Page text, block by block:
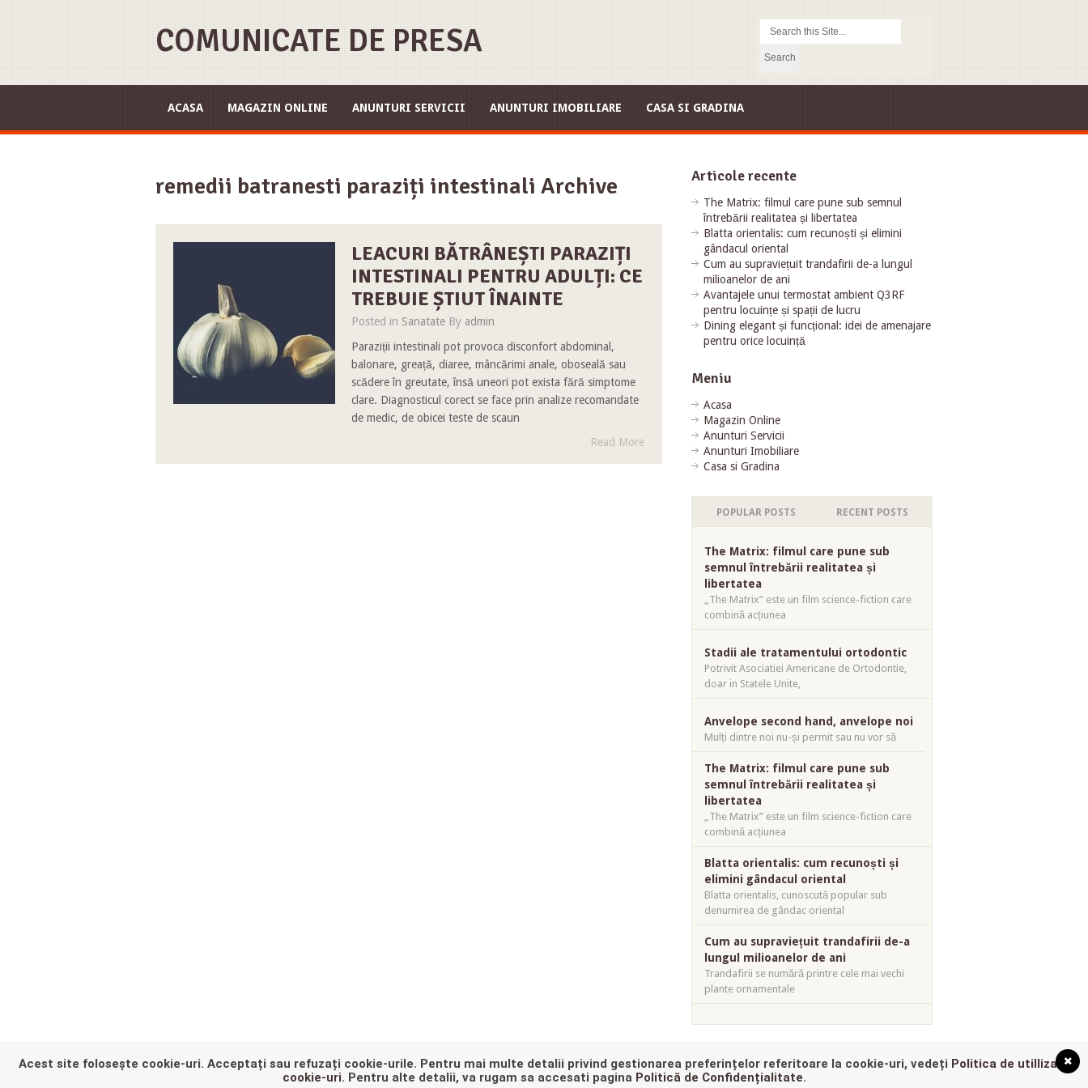
COMUNICATE DE PRESA
ACASA MAGAZIN ONLINE ANUNTURI SERVICII ANUNTURI IMOBILIARE CASA SI GRADINA
remedii batranesti paraziți intestinali Archive
LEACURI BĂTRÂNEȘTI PARAZIȚI
INTESTINALI PENTRU ADULȚI: CE
TREBUIE ȘTIUT ÎNAINTE
Posted in Sanatate By admin
Paraziții intestinali pot provoca disconfort abdominal,
balonare, greață, diaree, mâncărimi anale, oboseală sau
scădere în greutate, însă uneori pot exista fără simptome
clare. Diagnosticul corect se face prin analize recomandate
de medic, de obicei teste de scaun
Read More
Articole recente
The Matrix: filmul care pune sub semnul
întrebării realitatea și libertatea
Blatta orientalis: cum recunoști și elimini
gândacul oriental
Cum au supraviețuit trandafirii de-a lungul
milioanelor de ani
Avantajele unui termostat ambient Q3RF
pentru locuințe și spații de lucru
Dining elegant și funcțional: idei de amenajare
pentru orice locuință
Meniu
Acasa
Magazin Online
Anunturi Servicii
Anunturi Imobiliare
Casa si Gradina
POPULAR POSTS RECENT POSTS
The Matrix: filmul care pune sub
semnul întrebării realitatea și
libertatea
„The Matrix” este un film science-fiction care
combină acțiunea
Stadii ale tratamentului ortodontic
Potrivit Asociatiei Americane de Ortodontie,
doar in Statele Unite,
Anvelope second hand, anvelope noi
Mulți dintre noi nu-și permit sau nu vor să
The Matrix: filmul care pune sub
semnul întrebării realitatea și
libertatea
„The Matrix” este un film science-fiction care
combină acțiunea
Blatta orientalis: cum recunoști și
elimini gândacul oriental
Blatta orientalis, cunoscută popular sub
denumirea de gândac oriental
Cum au supraviețuit trandafirii de-a
lungul milioanelor de ani
Trandafirii se numără printre cele mai vechi
plante ornamentale
HEY THERE, YOU'RE ALMOST AT THE END, WOULD YOU LIKE TO GOBACK TO THE TOP?
Acest site folosește cookie-uri. Acceptați sau refuzați cookie-urile. Pentru mai multe detalii privind gestionarea preferințelor referitoare la cookie-uri, vedeți Politica de utillizare
cookie-uri. Pentru alte detalii, va rugam sa accesati pagina Politică de Confidențialitate.